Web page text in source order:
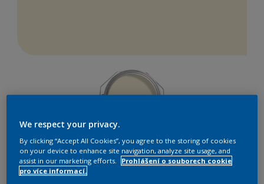
Najít výrobek v tomto odstínu
We respect your privacy.
By clicking “Accept All Cookies”, you agree to the storing of cookies
on your device to enhance site navigation, analyze site usage, and
assist in our marketing efforts.
Prohlášení o souborech cookie
pro více informací.